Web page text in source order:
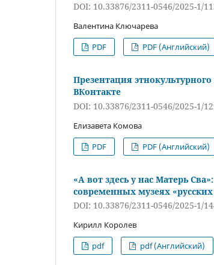
DOI: 10.33876/2311-0546/2025-1/
Валентина Ключарева
PDF
PDF (Английский)
Презентация
ВКонтакте
DOI: 10.33876/2311-0546/2025-1/
Елизавета Комова
PDF
PDF (Английский)
«А вот здесь у нас Матерь
современных музеях «русских
DOI: 10.33876/2311-0546/2025-1/
Кирилл Королев
pdf
pdf (Английский)